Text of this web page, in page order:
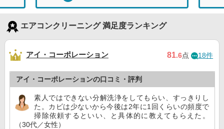
エアコンクリーニング 満足度ランキング
アイ・コーポレーション 81.6点 18件
アイ・コーポレーションの口コミ・評判
素人ではできない分解洗浄をしてもらい、すっきりし
た。カビは少ないから今後は2年に1回くらいの頻度で
掃除依頼するといい、と具体的に教えてもらえた。
（30代／女性）